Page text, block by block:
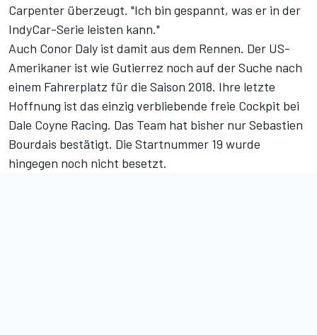
Carpenter überzeugt. "Ich bin gespannt, was er in der
IndyCar-Serie leisten kann."
Auch Conor Daly ist damit aus dem Rennen. Der US-
Amerikaner ist wie Gutierrez noch auf der Suche nach
einem Fahrerplatz für die Saison 2018. Ihre letzte
Hoffnung ist das einzig verbliebende freie Cockpit bei
Dale Coyne Racing. Das Team hat bisher nur Sebastien
Bourdais bestätigt. Die Startnummer 19 wurde
hingegen noch nicht besetzt.